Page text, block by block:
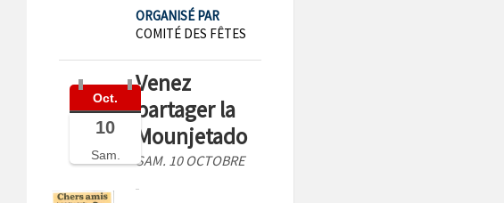
ORGANISÉ PAR
COMITÉ DES FÊTES
Oct.
10
Sam.
Venez
partager la
Mounjetado
SAM. 10 OCTOBRE